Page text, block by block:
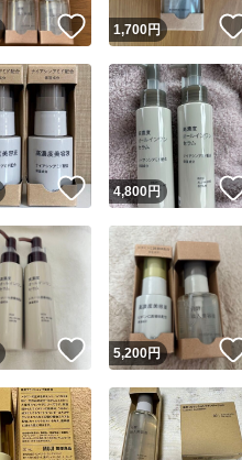
いいね！
1,700円
いいね！
4,800円
いいね！
5,200円